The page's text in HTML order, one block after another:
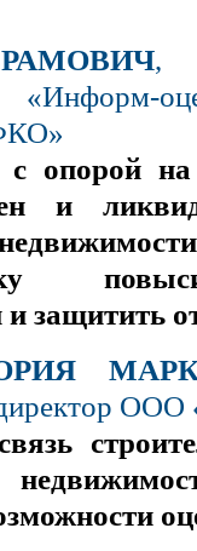
,
с опорой
и
защитить